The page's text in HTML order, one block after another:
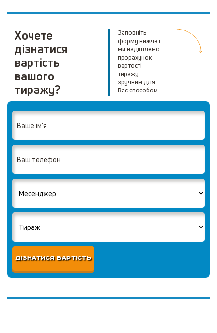
Хочете
дізнатися
вартість
вашого
тиражу?
Заповніть
форму нижче і
ми надішлемо
прорахунок
вартості
тиражу
зручним для
Вас способом
ДІЗНАТИСЯ ВАРТІСТЬ